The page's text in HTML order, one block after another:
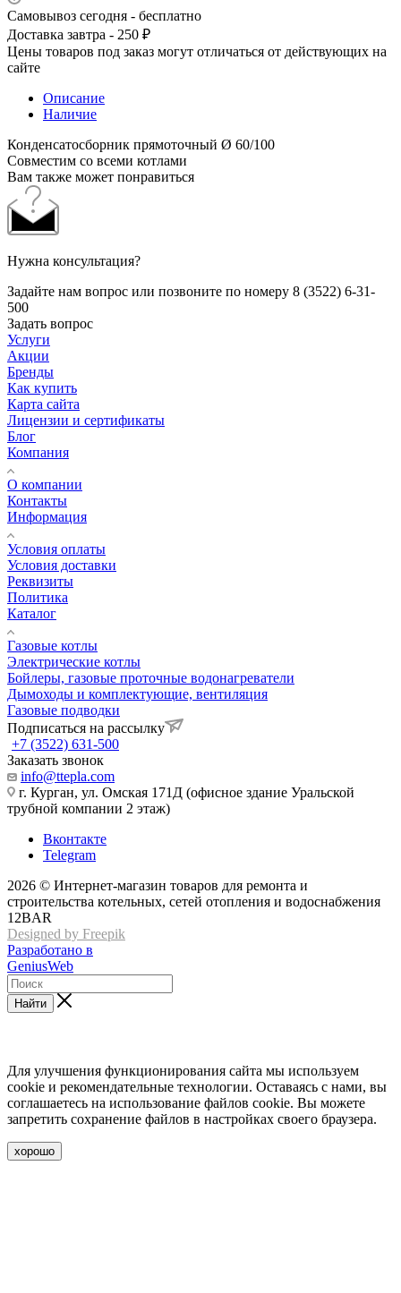
Самовывоз сегодня - бесплатно
Доставка завтра - 250 ₽
Цены товаров под заказ могут отличаться от действующих на
сайте
Описание
Наличие
Конденсатосборник прямоточный Ø 60/100
Cовместим со всеми котлами
Вам также может понравиться
Нужна консультация?
Задайте нам вопрос или позвоните по номеру 8 (3522) 6-31-
500
Задать вопрос
Услуги
Акции
Бренды
Как купить
Карта сайта
Лицензии и сертификаты
Блог
Компания
О компании
Контакты
Информация
Условия оплаты
Условия доставки
Реквизиты
Политика
Каталог
Газовые котлы
Электрические котлы
Бойлеры, газовые проточные водонагреватели
Дымоходы и комплектующие, вентиляция
Газовые подводки
Подписаться на рассылку
+7 (3522) 631-500
Заказать звонок
info@ttepla.com
г. Курган, ул. Омская 171Д (офисное здание Уральской
трубной компании 2 этаж)
Вконтакте
Telegram
2026 © Интернет-магазин товаров для ремонта и
строительства котельных, сетей отопления и водоснабжения
12BAR
Designed by Freepik
Разработано в
GeniusWeb
Найти
Для улучшения функционирования сайта мы используем
cookie и рекомендательные технологии. Оставаясь с нами, вы
соглашаетесь на использование файлов cookie. Вы можете
запретить сохранение файлов в настройках своего браузера.
хорошо